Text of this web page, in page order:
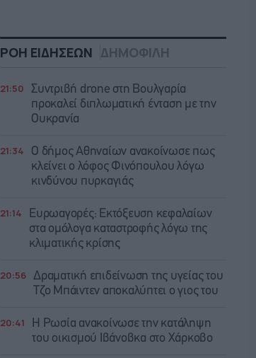
ΡΟΗ ΕΙΔΗΣΕΩΝ ΔΗΜΟΦΙΛΗ
21:50
Συντριβή drone στη Βουλγαρία
προκαλεί διπλωματική ένταση με την
Ουκρανία
21:34
Ο δήμος Αθηναίων ανακοίνωσε πως
κλείνει ο λόφος Φινόπουλου λόγω
κινδύνου πυρκαγιάς
21:14
Ευρωαγορές: Εκτόξευση κεφαλαίων
στα ομόλογα καταστροφής λόγω της
κλιματικής κρίσης
20:56 Δραματική επιδείνωση της υγείας του
Τζο Μπάιντεν αποκαλύπτει ο γιος του
20:41
Η Ρωσία ανακοίνωσε την κατάληψη
του οικισμού Ιβάνοβκα στο Χάρκοβο